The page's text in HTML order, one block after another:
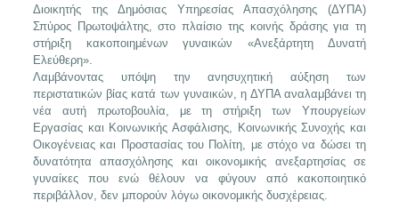
Διοικητής της Δημόσιας Υπηρεσίας Απασχόλησης (ΔΥΠΑ)
Σπύρος Πρωτοψάλτης, στο πλαίσιο της κοινής δράσης για τη
στήριξη κακοποιημένων γυναικών «Ανεξάρτητη Δυνατή
Ελεύθερη».
Λαμβάνοντας υπόψη την ανησυχητική αύξηση των
περιστατικών βίας κατά των γυναικών, η ΔΥΠΑ αναλαμβάνει τη
νέα αυτή πρωτοβουλία, με τη στήριξη των Υπουργείων
Εργασίας και Κοινωνικής Ασφάλισης, Κοινωνικής Συνοχής και
Οικογένειας και Προστασίας του Πολίτη, με στόχο να δώσει τη
δυνατότητα απασχόλησης και οικονομικής ανεξαρτησίας σε
γυναίκες που ενώ θέλουν να φύγουν από κακοποιητικό
περιβάλλον, δεν μπορούν λόγω οικονομικής δυσχέρειας.